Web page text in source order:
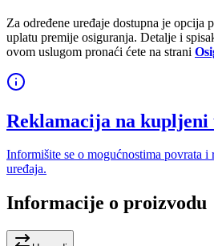
Za određene uređaje dostupna je opcija
uplatu premije osiguranja. Detalje i
ovom uslugom pronaći ćete na strani
Reklamacija na kupljeni
Informišite se o mogućnostima povrata
uređaja.
Informacije o proizvodu